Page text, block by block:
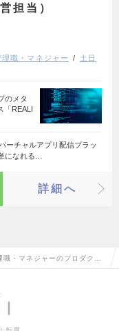
担当）
理職・マネジャー
土日
のメタ
REALI
ーチャルアプリ配信プラッ
になれる…
詳細へ
職・マネジャーのプロダクト